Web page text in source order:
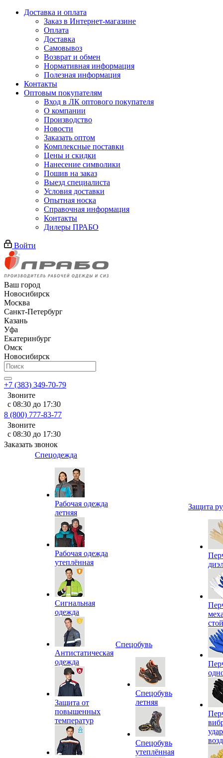
Доставка и оплата
Заказ в Интернет-магазине
Оплата
Доставка
Самовывоз
Возврат и обмен
Нормативная информация
Полезная информация
Контакты
Оптовым покупателям
Вход в ЛК оптового покупателя
О компании
Производство
Новости
Заказать оптом
Комплексные поставки
Цены и скидки
Нанесение символики
Пошив на заказ
Выезд специалиста
Условия доставки
Опытная носка
Справочная информация
Контакты
Дилеры ПРАБО
Войти
Ваш город
Новосибирск
Москва
Санкт-Петербург
Казань
Уфа
Екатеринбург
Омск
Новосибирск
+7 (383) 349-70-79
Звоните
с 08:30 до 17:30
8 (800) 777-83-77
Звоните
с 08:30 до 17:30
Заказать звонок
Спецодежда
Рабочая одежда
летняя
Рабочая одежда
утеплённая
Сигнальная
одежда
Антистатическая
одежда
Защита от
повышенных
температур
Спецобувь
Спецобувь
летняя
Спецобувь
утеплённая
Защита